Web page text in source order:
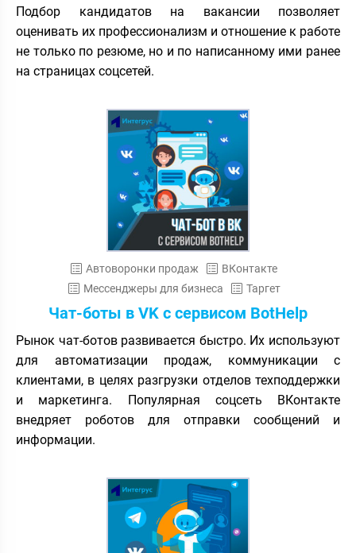
Подбор кандидатов на вакансии позволяет
оценивать их профессионализм и отношение к работе
не только по резюме, но и по написанному ими ранее
на страницах соцсетей.
Автоворонки продаж
ВКонтакте
Мессенджеры для бизнеса
Таргет
Чат-боты в VK с сервисом BotHelp
Рынок чат-ботов развивается быстро. Их используют
для автоматизации продаж, коммуникации с
клиентами, в целях разгрузки отделов техподдержки
и маркетинга. Популярная соцсеть ВКонтакте
внедряет роботов для отправки сообщений и
информации.